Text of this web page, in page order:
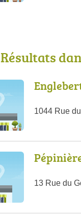
Résultats
1044 Rue
13 Rue du